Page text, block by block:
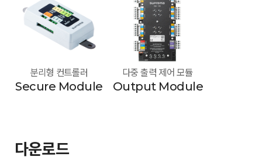
분리형 컨트롤러
Secure Module
다중 출력 제어 모듈
Output Module
다운로드